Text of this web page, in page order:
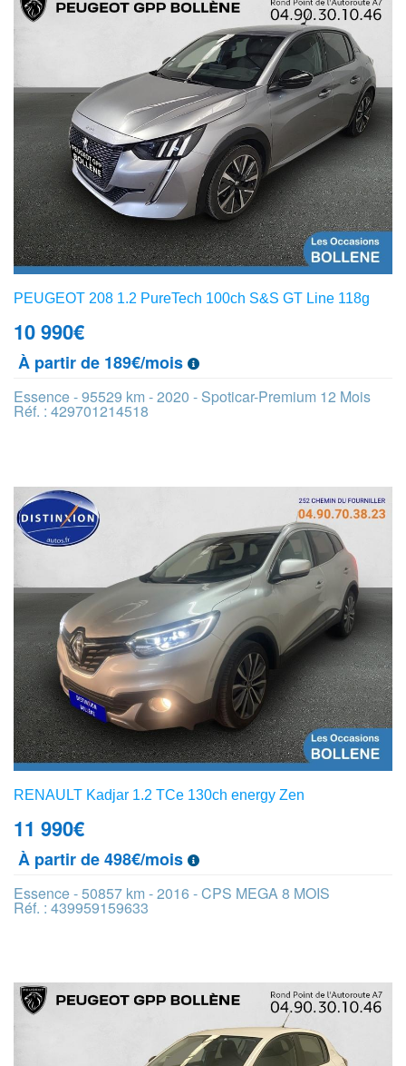
PEUGEOT 208 1.2 PureTech 100ch S&S GT Line 118g
10 990€
À partir de 189€/mois
Essence - 95529 km - 2020 - Spoticar-Premium 12 Mois
Réf. : 429701214518
RENAULT Kadjar 1.2 TCe 130ch energy Zen
11 990€
À partir de 498€/mois
Essence - 50857 km - 2016 - CPS MEGA 8 MOIS
Réf. : 439959159633